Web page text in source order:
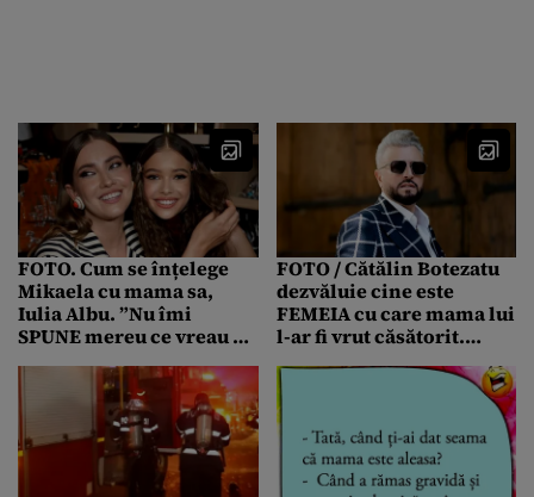
FOTO. Cum se înțelege
Mikaela cu mama sa,
Iulia Albu. ”Nu îmi
SPUNE mereu ce vreau să
FOTO / Cătălin Botezatu
dezvăluie cine este
FEMEIA cu care mama lui
l-ar fi vrut căsătorit.
avut cei mai frumoși
copii”